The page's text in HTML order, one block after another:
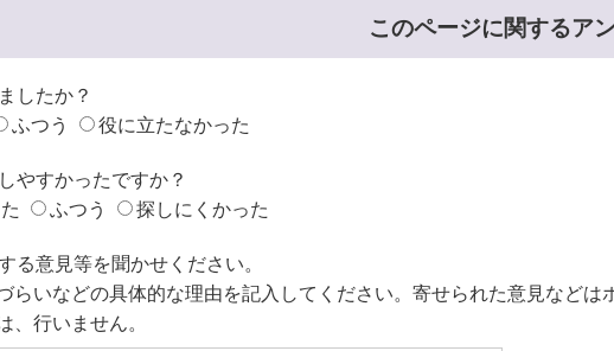
このページに関するア
したか？
ふつう 役に立たなかった
やすかったですか？
ふつう 探しにくかった
る意見等を聞かせください。
らいなどの具体的な理由を記入してください。寄せられた意見など
、行いません。